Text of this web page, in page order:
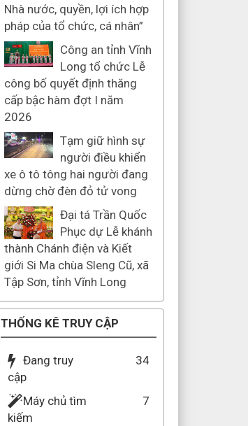
Nhà nước, quyền, lợi ích hợp
pháp của tổ chức, cá nhân”
Công an tỉnh Vĩnh
Long tổ chức Lễ
công bố quyết định thăng
cấp bậc hàm đợt I năm
2026
Tạm giữ hình sự
người điều khiển
xe ô tô tông hai người đang
dừng chờ đèn đỏ tử vong
Đại tá Trần Quốc
Phục dự Lễ khánh
thành Chánh điện và Kiết
giới Si Ma chùa Sleng Cũ, xã
Tập Sơn, tỉnh Vĩnh Long
THỐNG KÊ TRUY CẬP
Đang truy
cập
34
Máy chủ tìm
kiếm
7